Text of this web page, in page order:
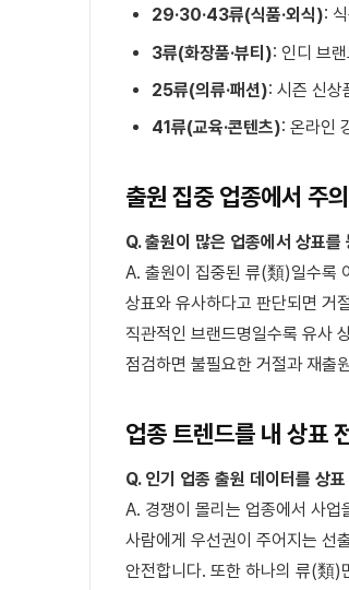
29·30·43류(식품·외식):
3류(화장품·뷰티): 인디 브
25류(의류·패션): 시즌 신상
41류(교육·콘텐츠): 온라인
출원 집중 업종에서 주
Q. 출원이 많은 업종에서 상표
A. 출원이 집중된 류(類)일수록
상표와 유사하다고 판단되면 거
직관적인 브랜드명일수록 유사
점검하면 불필요한 거절과 재출
업종 트렌드를 내 상표
Q. 인기 업종 출원 데이터를 상
A. 경쟁이 몰리는 업종에서 사
사람에게 우선권이 주어지는 선
안전합니다. 또한 하나의 류(類)